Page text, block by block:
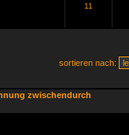
11
sortieren nach:
zwischendurch